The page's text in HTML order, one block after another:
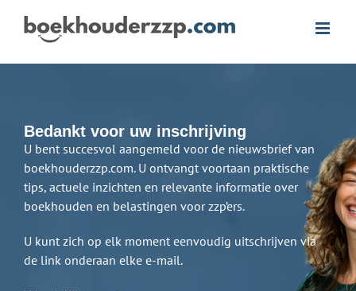
Bedankt voor uw inschrijving
U bent succesvol aangemeld voor de nieuwsbrief van
boekhouderzzp.com. U ontvangt voortaan praktische
tips, actuele inzichten en relevante informatie over
boekhouden en belastingen voor zzp’ers.
U kunt zich op elk moment eenvoudig uitschrijven via
de link onderaan elke e-mail.